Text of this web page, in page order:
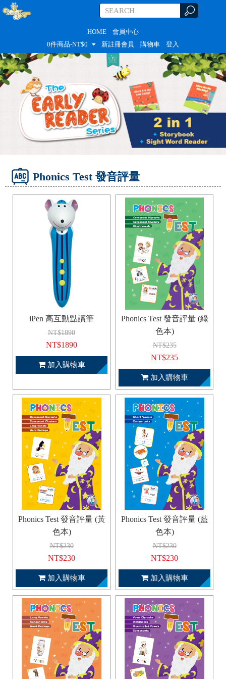
HOME
會員中心
0件商品-NT$0 新註冊會員 購物車 登入
Phonics Test 發音評量
iPen 高互動點讀筆
NT$1890
NT$1890
加入購物車
Phonics Test 發音評量 (綠
色本)
NT$235
NT$235
加入購物車
Phonics Test 發音評量 (黃
色本)
NT$230
NT$230
加入購物車
Phonics Test 發音評量 (藍
色本)
NT$230
NT$230
加入購物車